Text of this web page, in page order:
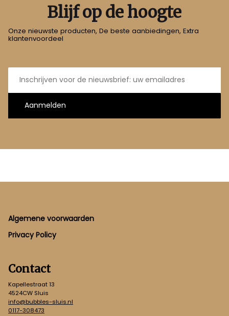
Blijf op de hoogte
Onze nieuwste producten, De beste aanbiedingen, Extra
klantenvoordeel
E-
mailadres
Aanmelden
Footer
Algemene voorwaarden
Privacy Policy
Contact
Kapellestraat 13
4524CW Sluis
info@bubbles-sluis.nl
0117-308473